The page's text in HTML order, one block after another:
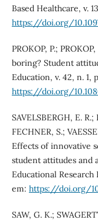
Based Healthcare, v.
https://doi.org/
PROKOP, P.;
boring? Student
Education, v. 42, n. 1,
https://doi.org/
SAVELSBERGH, E.
FECHNER, S.;
Effects of innovative
student attitudes and
Educational Research
em: https://doi.org/
SAW, G. K.;